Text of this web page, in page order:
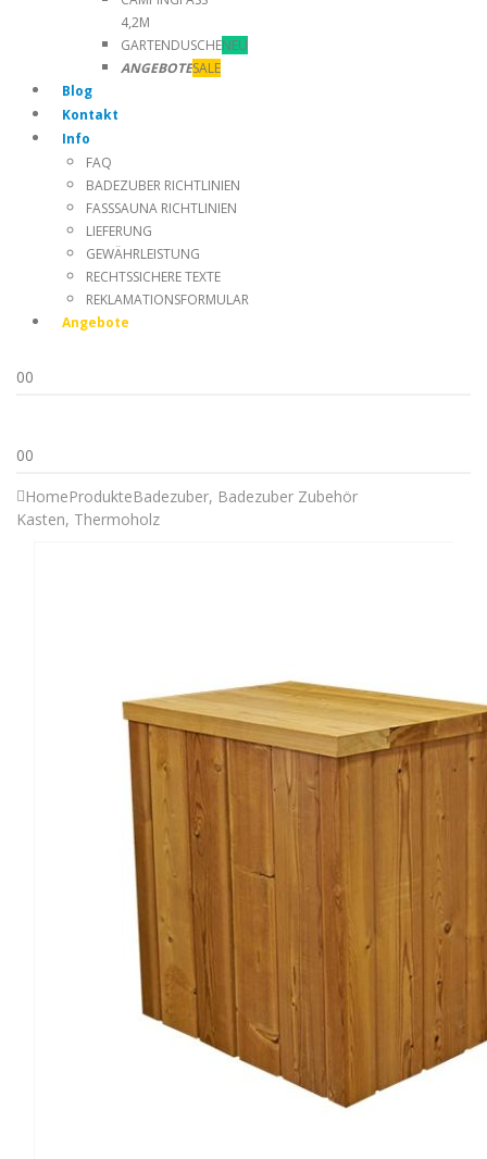
4,2M
GARTENDUSCHENEU
ANGEBOTESALE
Blog
Kontakt
Info
FAQ
BADEZUBER RICHTLINIEN
FASSSAUNA RICHTLINIEN
LIEFERUNG
GEWÄHRLEISTUNG
RECHTSSICHERE TEXTE
REKLAMATIONSFORMULAR
Angebote
00
00
HomeProdukteBadezuber, Badezuber Zubehör
Kasten, Thermoholz